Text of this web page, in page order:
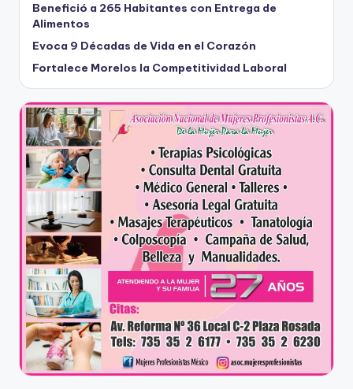
Benefició a 265 Habitantes con Entrega de
Alimentos
Evoca 9 Décadas de Vida en el Corazón
Fortalece Morelos la Competitividad Laboral